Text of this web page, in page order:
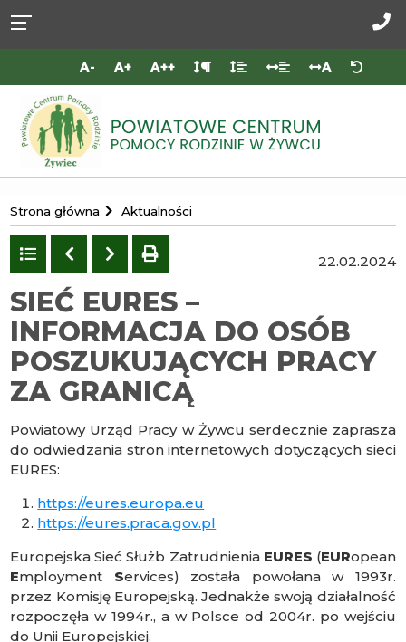
dostępności
głównej
treści
menu
stopki
nas
A- A+ A++ A
Portal
Powiatowego
Centrum
Pomocy
Rodzinie
w
Żywcu
Strona główna Aktualności
Powrót
do
listy
Poprzedni
Następny
drukuj 22.02.2024
SIEĆ EURES –
INFORMACJA DO OSÓB
POSZUKUJĄCYCH PRACY
ZA GRANICĄ
Powiatowy Urząd Pracy w Żywcu serdecznie zaprasza
do odwiedzania stron internetowych dotyczących sieci
EURES:
https://eures.europa.eu
https://eures.praca.gov.pl
Europejska Sieć Służb Zatrudnienia EURES (EURopean
Employment Services) została powołana w 1993r.
przez Komisję Europejską. Jednakże swoją działalność
rozpoczęła w 1994r., a w Polsce od 2004r. po wejściu
do Unii Europejskiej.